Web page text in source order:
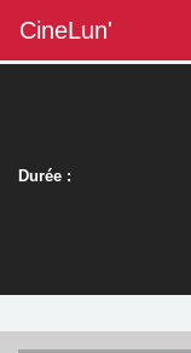
CineLun'
Durée :